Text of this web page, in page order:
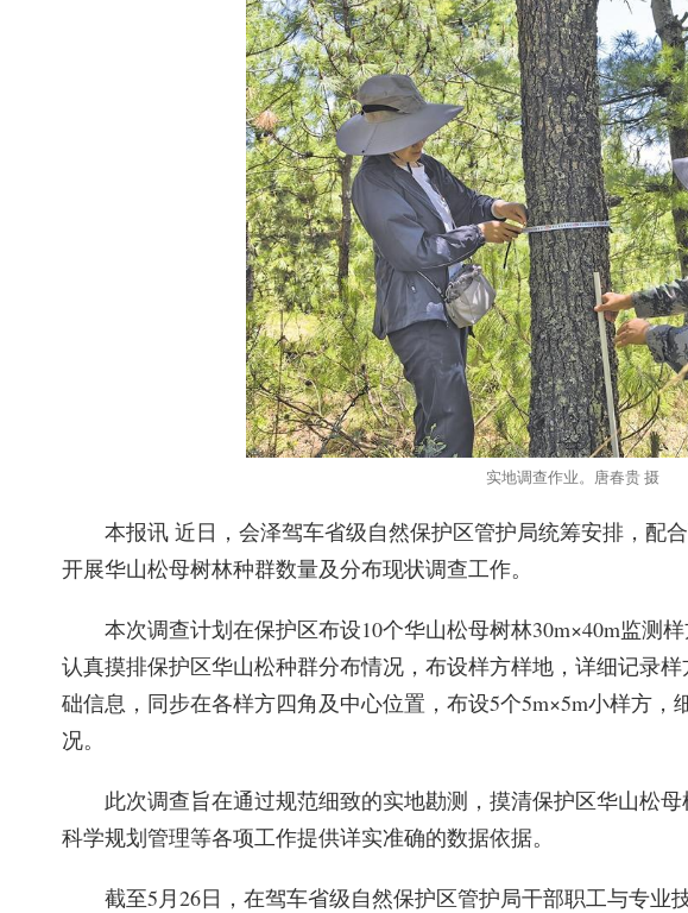
实地调查作业。唐春贵 摄
本报讯 近日，会泽驾车省级自然保护区管护局统筹安排，配
开展华山松母树林种群数量及分布现状调查工作。
本次调查计划在保护区布设10个华山松母树林30m×40m监测
认真摸排保护区华山松种群分布情况，布设样方样地，详细记录
础信息，同步在各样方四角及中心位置，布设5个5m×5m小样方
况。
此次调查旨在通过规范细致的实地勘测，摸清保护区华山松母
科学规划管理等各项工作提供详实准确的数据依据。
截至5月26日，在驾车省级自然保护区管护局干部职工与专业